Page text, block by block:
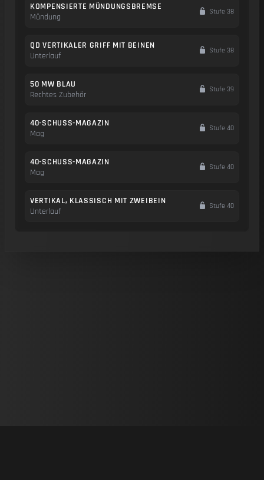
KOMPENSIERTE MÜNDUNGSBREMSE
Mündung
Stufe 38
QD VERTIKALER GRIFF MIT BEINEN
Unterlauf
Stufe 38
50 MW BLAU
Rechtes Zubehör
Stufe 39
40-SCHUSS-MAGAZIN
Mag
Stufe 40
40-SCHUSS-MAGAZIN
Mag
Stufe 40
VERTIKAL, KLASSISCH MIT ZWEIBEIN
Unterlauf
Stufe 40